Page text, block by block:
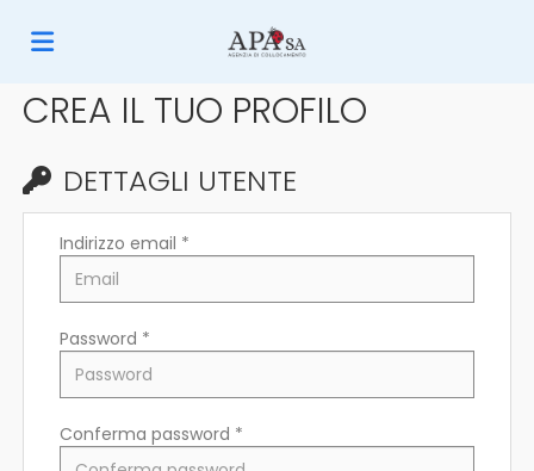
Home
Offerte
di
lavoro
Carica
il
CV
Login
Lingua
CREA IL TUO PROFILO
DETTAGLI UTENTE
Indirizzo email *
Password *
Conferma password *